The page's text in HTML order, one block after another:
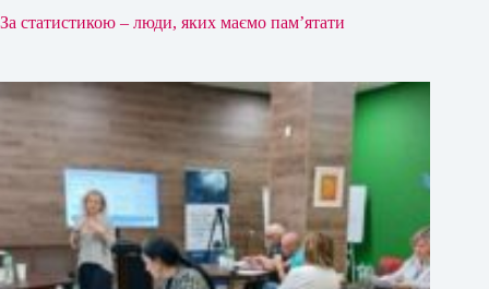
За статистикою – люди, яких маємо пам’ятати